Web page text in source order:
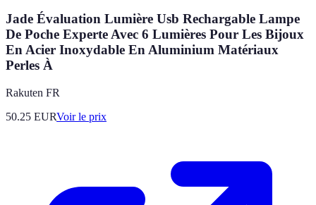
Jade Évaluation Lumière Usb Rechargable Lampe
De Poche Experte Avec 6 Lumières Pour Les Bijoux
En Acier Inoxydable En Aluminium Matériaux
Perles À
Rakuten FR
50.25 EURVoir le prix